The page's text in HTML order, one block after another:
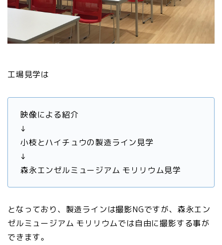
工場見学は
映像による紹介
↓
小枝とハイチュウの製造ライン見学
↓
森永エンゼルミュージアム モリリウム見学
となっており、製造ラインは撮影NGですが、森永エン
ゼルミュージアム モリリウムでは自由に撮影する事が
できます。